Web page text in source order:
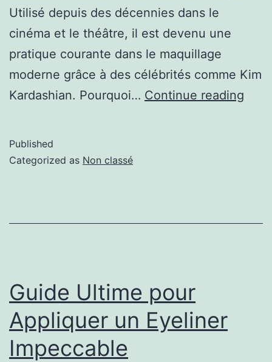
Utilisé depuis des décennies dans le
cinéma et le théâtre, il est devenu une
pratique courante dans le maquillage
moderne grâce à des célébrités comme Kim
Kardashian. Pourquoi… Continue reading
Published
Categorized as Non classé
Guide Ultime pour
Appliquer un Eyeliner
Impeccable